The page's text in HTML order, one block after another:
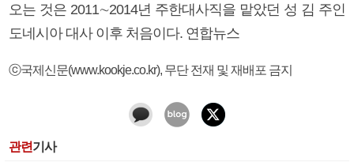
오는 것은 2011∼2014년 주한대사직을 맡았던 성 김 주인
도네시아 대사 이후 처음이다. 연합뉴스
ⓒ국제신문(www.kookje.co.kr), 무단 전재 및 재배포 금지
관련기사